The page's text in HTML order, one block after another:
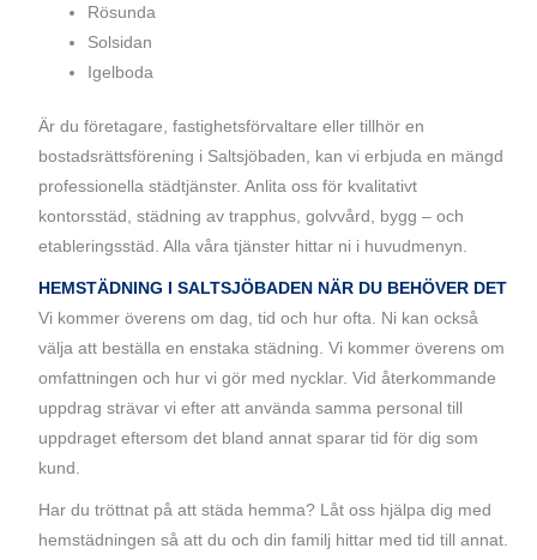
Rösunda
Solsidan
Igelboda
Är du företagare, fastighetsförvaltare eller tillhör en
bostadsrättsförening i Saltsjöbaden, kan vi erbjuda en mängd
professionella städtjänster. Anlita oss för kvalitativt
kontorsstäd, städning av trapphus, golvvård, bygg – och
etableringsstäd. Alla våra tjänster hittar ni i huvudmenyn.
HEMSTÄDNING I SALTSJÖBADEN NÄR DU BEHÖVER DET
Vi kommer överens om dag, tid och hur ofta. Ni kan också
välja att beställa en enstaka städning. Vi kommer överens om
omfattningen och hur vi gör med nycklar. Vid återkommande
uppdrag strävar vi efter att använda samma personal till
uppdraget eftersom det bland annat sparar tid för dig som
kund.
Har du tröttnat på att städa hemma? Låt oss hjälpa dig med
hemstädningen så att du och din familj hittar med tid till annat.